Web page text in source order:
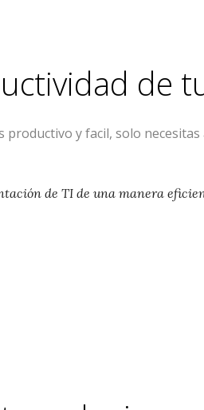
de
y facil, solo
de TI de una manera